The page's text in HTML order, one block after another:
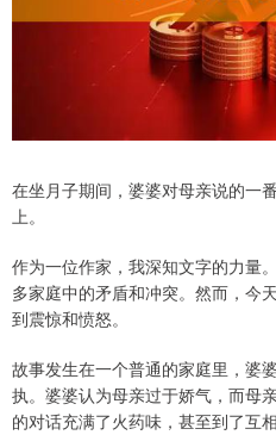
在坐月子期间，婆婆对母亲说的一
上。
作为一位作家，我深知文字的力量
多家庭中的矛盾和冲突。然而，今
到震惊和愤怒。
故事发生在一个普通的家庭里，婆
执。婆婆认为母亲过于娇气，而母
的对话充满了火药味，甚至到了互